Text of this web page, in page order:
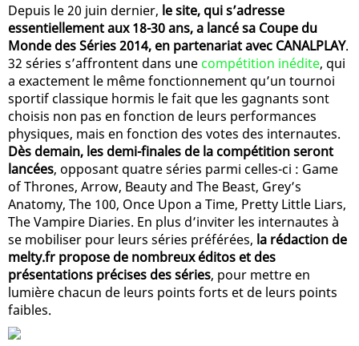
Depuis le 20 juin dernier, le site, qui s’adresse
essentiellement aux 18-30 ans, a lancé sa Coupe du
Monde des Séries 2014, en partenariat avec CANALPLAY.
32 séries s’affrontent dans une compétition inédite, qui
a exactement le même fonctionnement qu’un tournoi
sportif classique hormis le fait que les gagnants sont
choisis non pas en fonction de leurs performances
physiques, mais en fonction des votes des internautes.
Dès demain, les demi-finales de la compétition seront
lancées, opposant quatre séries parmi celles-ci : Game
of Thrones, Arrow, Beauty and The Beast, Grey’s
Anatomy, The 100, Once Upon a Time, Pretty Little Liars,
The Vampire Diaries. En plus d’inviter les internautes à
se mobiliser pour leurs séries préférées, la rédaction de
melty.fr propose de nombreux éditos et des
présentations précises des séries, pour mettre en
lumière chacun de leurs points forts et de leurs points
faibles.